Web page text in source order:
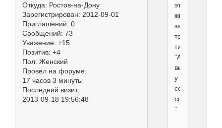
Откуда: Ростов-на-Дону
Зарегистрирован: 2012-09-01
Приглашений: 0
Сообщений: 73
Уважение: +15
Позитив: +4
Пол: Женский
Провел на форуме:
17 часов 3 минуты
Последний визит:
2013-09-18 19:56:48
этих
животно-
защитных
типа
"А
вы
у
собаки
спросили...?
"